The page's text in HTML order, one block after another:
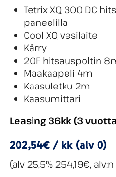
Tetrix XQ 300 DC
paneelilla
Cool XQ vesilaite
Kärry
20F hitsauspoltin
Maakaapeli 4m
Kaasuletku 2m
Kaasumittari
Leasing 36kk (3
202,54€ / kk (alv 0)
(alv 25,5% 254,19€,